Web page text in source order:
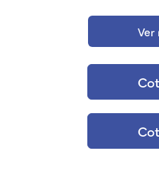
Ver